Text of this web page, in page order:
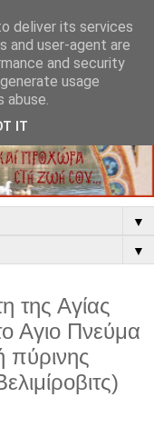
▼
▼
της Αγίας
Αγιο Πνεύμα
πύρινης
deliver its services
and user-agent are
and security
usage
abuse.
IT